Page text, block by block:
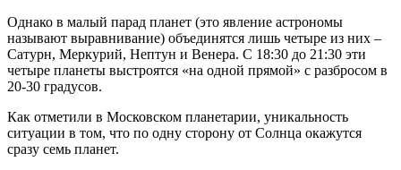
Однако в малый парад планет (это явление астрономы
называют выравнивание) объединятся лишь четыре из них –
Сатурн, Меркурий, Нептун и Венера. С 18:30 до 21:30 эти
четыре планеты выстроятся «на одной прямой» с разбросом в
20-30 градусов.
Как отметили в Московском планетарии, уникальность
ситуации в том, что по одну сторону от Солнца окажутся
сразу семь планет.